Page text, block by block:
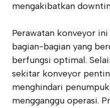
mengakibatkan
Perawatan konveyor
bagian-bagian yang
berfungsi optimal.
sekitar konveyor
menghindari
mengganggu operasi.